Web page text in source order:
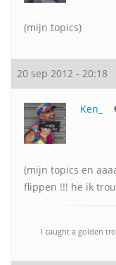
(mijn topics)
20 sep 2012 - 20:18
Ken_
(mijn topics en
flippen !!! he ik
I caught a golden